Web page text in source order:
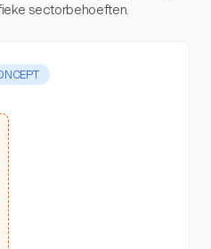
sectorbehoeften.